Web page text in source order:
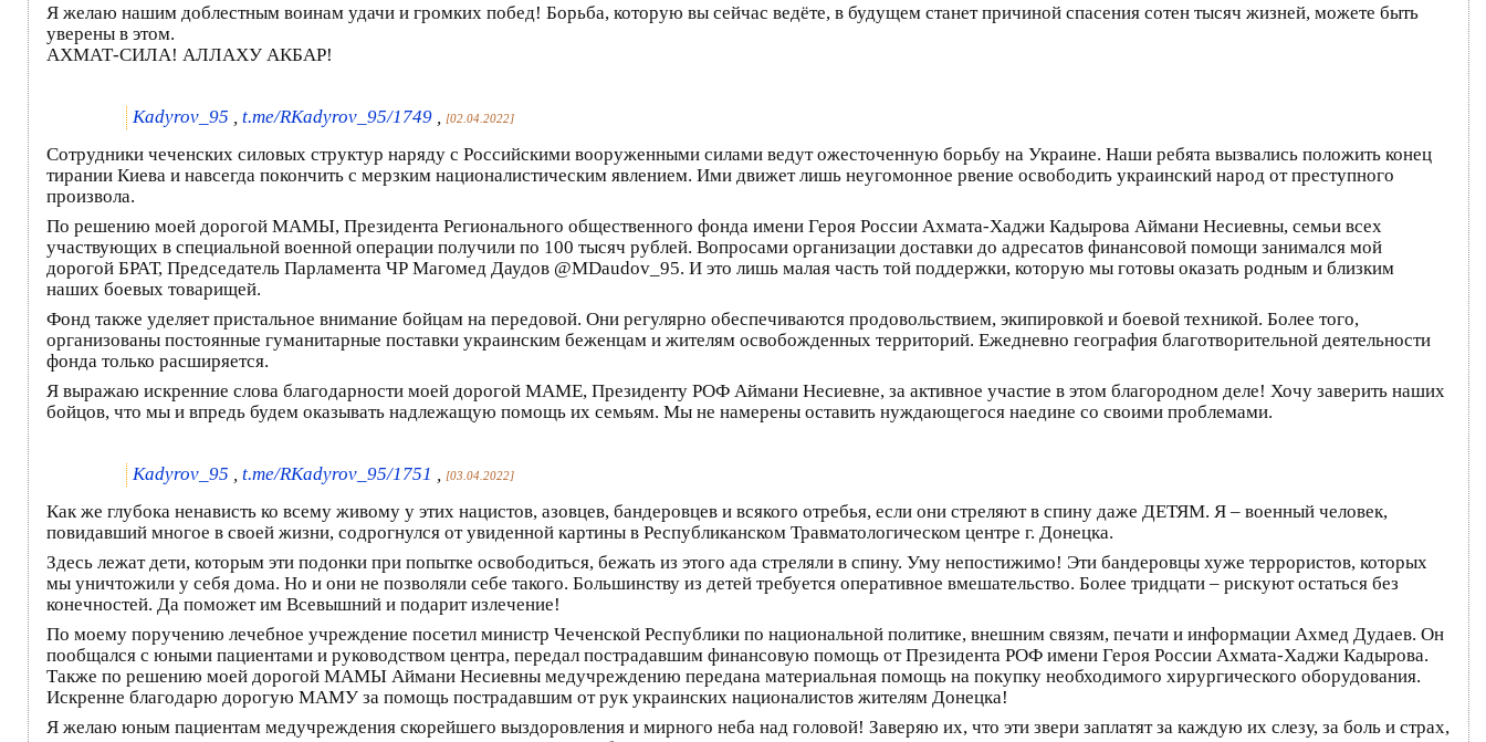
Я желаю нашим доблестным воинам удачи и громких побед! Борьба, которую вы сейчас ведёте, в будущем станет причиной спасения сотен тысяч жизней, можете быть
уверены в этом.
АХМАТ-СИЛА! АЛЛАХУ АКБАР!
Kadyrov_95 t.me/RKadyrov_95/1749 [02.04.2022]
Сотрудники чеченских силовых структур наряду с Российскими вооруженными силами ведут ожесточенную борьбу на Украине. Наши ребята вызвались положить конец
тирании Киева и навсегда покончить с мерзким националистическим явлением. Ими движет лишь неугомонное рвение освободить украинский народ от преступного
произвола.
По решению моей дорогой МАМЫ, Президента Регионального общественного фонда имени Героя России Ахмата-Хаджи Кадырова Аймани Несиевны, семьи всех
участвующих в специальной военной операции получили по 100 тысяч рублей. Вопросами организации доставки до адресатов финансовой помощи занимался мой
дорогой БРАТ, Председатель Парламента ЧР Магомед Даудов @MDaudov_95. И это лишь малая часть той поддержки, которую мы готовы оказать родным и близким
наших боевых товарищей.
Фонд также уделяет пристальное внимание бойцам на передовой. Они регулярно обеспечиваются продовольствием, экипировкой и боевой техникой. Более того,
организованы постоянные гуманитарные поставки украинским беженцам и жителям освобожденных территорий. Ежедневно география благотворительной деятельности
фонда только расширяется.
Я выражаю искренние слова благодарности моей дорогой МАМЕ, Президенту РОФ Аймани Несиевне, за активное участие в этом благородном деле! Хочу заверить наших
бойцов, что мы и впредь будем оказывать надлежащую помощь их семьям. Мы не намерены оставить нуждающегося наедине со своими проблемами.
Kadyrov_95 t.me/RKadyrov_95/1751 [03.04.2022]
Как же глубока ненависть ко всему живому у этих нацистов, азовцев, бандеровцев и всякого отребья, если они стреляют в спину даже ДЕТЯМ. Я – военный человек,
повидавший многое в своей жизни, содрогнулся от увиденной картины в Республиканском Травматологическом центре г. Донецка.
Здесь лежат дети, которым эти подонки при попытке освободиться, бежать из этого ада стреляли в спину. Уму непостижимо! Эти бандеровцы хуже террористов, которых
мы уничтожили у себя дома. Но и они не позволяли себе такого. Большинству из детей требуется оперативное вмешательство. Более тридцати – рискуют остаться без
конечностей. Да поможет им Всевышний и подарит излечение!
По моему поручению лечебное учреждение посетил министр Чеченской Республики по национальной политике, внешним связям, печати и информации Ахмед Дудаев. Он
пообщался с юными пациентами и руководством центра, передал пострадавшим финансовую помощь от Президента РОФ имени Героя России Ахмата-Хаджи Кадырова.
Также по решению моей дорогой МАМЫ Аймани Несиевны медучреждению передана материальная помощь на покупку необходимого хирургического оборудования.
Искренне благодарю дорогую МАМУ за помощь пострадавшим от рук украинских националистов жителям Донецка!
Я желаю юным пациентам медучреждения скорейшего выздоровления и мирного неба над головой! Заверяю их, что эти звери заплатят за каждую их слезу, за боль и страх,